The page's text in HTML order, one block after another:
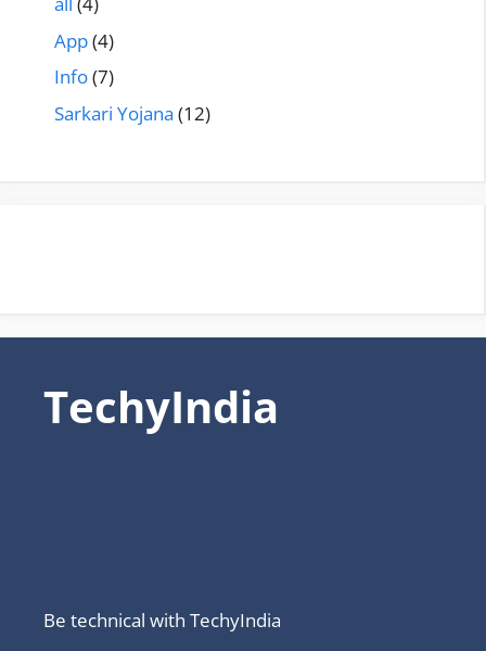
App(4)
Info(7)
Sarkari Yojana (12)
TechyIndia
Be technical with TechyIndia